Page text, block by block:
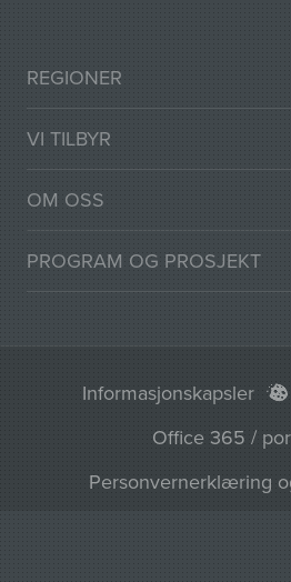
REGIONER
VI TILBYR
OM OSS
PROGRAM OG PROSJEKT
Informasjonskapsler
Office 365 /
Personvernerklæring